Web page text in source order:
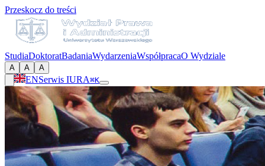
Przeskocz do treści
StudiaDoktoratBadaniaWydarzeniaWspółpracaO Wydziale
A A A
ENSerwis IURA⌘K